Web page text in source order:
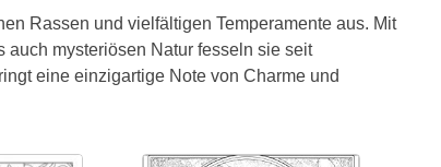
Rassen und vielfältigen Temperamente aus. Mit
mysteriösen Natur fesseln sie seit
eine einzigartige Note von Charme und